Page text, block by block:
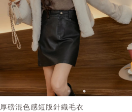
厚磅混色感短版針織毛衣